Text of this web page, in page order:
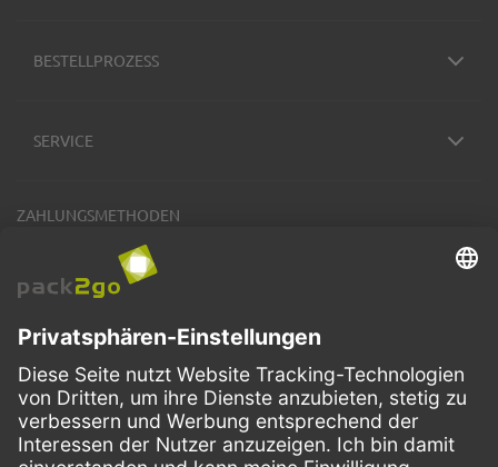
BESTELLPROZESS
SERVICE
ZAHLUNGSMETHODEN
VERSANDARTEN